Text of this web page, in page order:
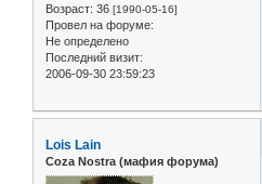
Возраст: 36 [1990-05-16]
Провел на форуме:
Не определено
Последний визит:
2006-09-30 23:59:23
Lois Lain
Coza Nostra (мафия форума)